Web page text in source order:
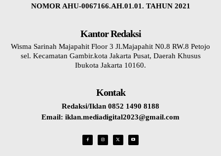
NOMOR AHU-0067166.AH.01.01. TAHUN 2021
Kantor Redaksi
Wisma Sarinah Majapahit Floor 3 Jl.Majapahit N0.8 RW.8 Petojo
sel. Kecamatan Gambir.kota Jakarta Pusat, Daerah Khusus
Ibukota Jakarta 10160.
Kontak
Redaksi/Iklan 0852 1490 8188
Email: iklan.mediadigital2023@gmail.com